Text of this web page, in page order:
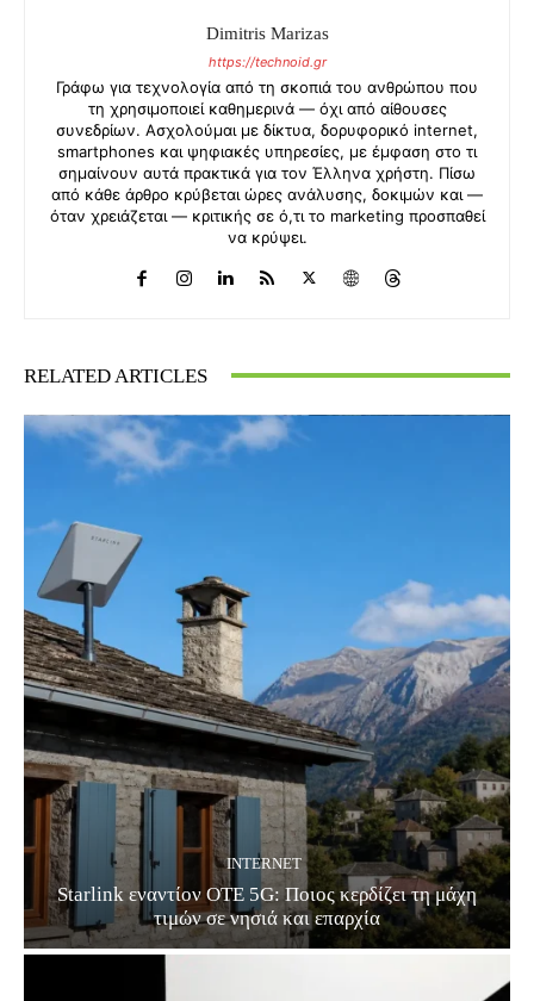
Dimitris Marizas
https://technoid.gr
Γράφω για τεχνολογία από τη σκοπιά του ανθρώπου που
τη χρησιμοποιεί καθημερινά — όχι από αίθουσες
συνεδρίων. Ασχολούμαι με δίκτυα, δορυφορικό internet,
smartphones και ψηφιακές υπηρεσίες, με έμφαση στο τι
σημαίνουν αυτά πρακτικά για τον Έλληνα χρήστη. Πίσω
από κάθε άρθρο κρύβεται ώρες ανάλυσης, δοκιμών και —
όταν χρειάζεται — κριτικής σε ό,τι το marketing προσπαθεί
να κρύψει.
RELATED ARTICLES
INTERNET
Starlink εναντίον ΟΤΕ 5G: Ποιος κερδίζει τη μάχη
τιμών σε νησιά και επαρχία